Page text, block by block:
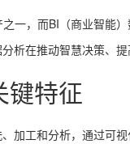
一，而BI（商业智能
析在推动智慧决策、提
键特征
加工和分析，通过可